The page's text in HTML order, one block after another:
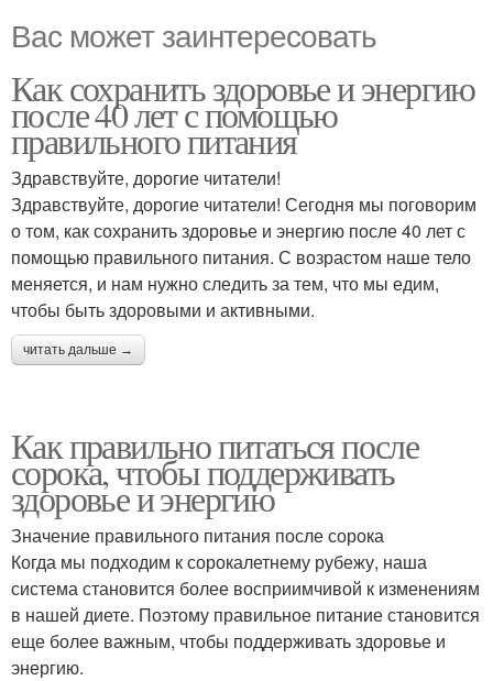
Вас может заинтересовать
Как сохранить здоровье и энергию
после 40 лет с помощью
правильного питания
Здравствуйте, дорогие читатели!
Здравствуйте, дорогие читатели! Сегодня мы поговорим
о том, как сохранить здоровье и энергию после 40 лет с
помощью правильного питания. С возрастом наше тело
меняется, и нам нужно следить за тем, что мы едим,
чтобы быть здоровыми и активными.
читать дальше →
Как правильно питаться после
сорока, чтобы поддерживать
здоровье и энергию
Значение правильного питания после сорока
Когда мы подходим к сорокалетнему рубежу, наша
система становится более восприимчивой к изменениям
в нашей диете. Поэтому правильное питание становится
еще более важным, чтобы поддерживать здоровье и
энергию.